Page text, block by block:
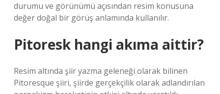
durumu ve görünümü açısından resim konusuna
değer doğal bir görüş anlamında kullanılır.
Pitoresk hangi akıma aittir?
Resim altında şiir yazma geleneği olarak bilinen
Pitoresque şiiri, şiirde gerçekçilik olarak adlandırılan